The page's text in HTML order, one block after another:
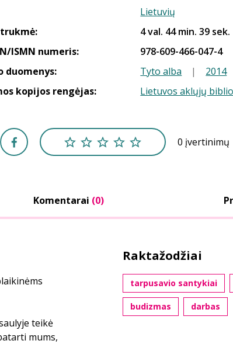
Lietuvių
4 val. 44 min. 39 sek.
ISMN numeris:
978-609-466-047-4
duomenys:
Tyto alba | 2014
kopijos rengėjas:
Lietuvos aklųjų
0 įvertinimų
Komentarai (0)
teikė
mums,
Raktažodžiai
tarpusavio santykiai
budizmas darbas